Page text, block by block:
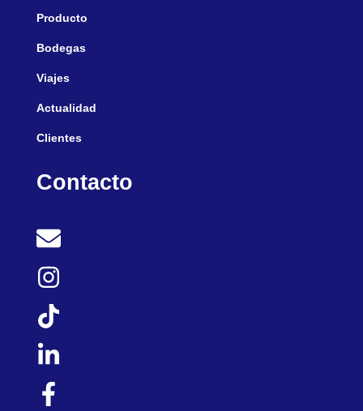
Producto
Bodegas
Viajes
Actualidad
Clientes
Contacto